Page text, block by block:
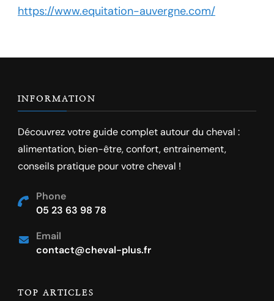
https://www.equitation-auvergne.com/
INFORMATION
Découvrez votre guide complet autour du cheval :
alimentation, bien-être, confort, entrainement,
conseils pratique pour votre cheval !
Phone
05 23 63 98 78
Email
contact@cheval-plus.fr
TOP ARTICLES